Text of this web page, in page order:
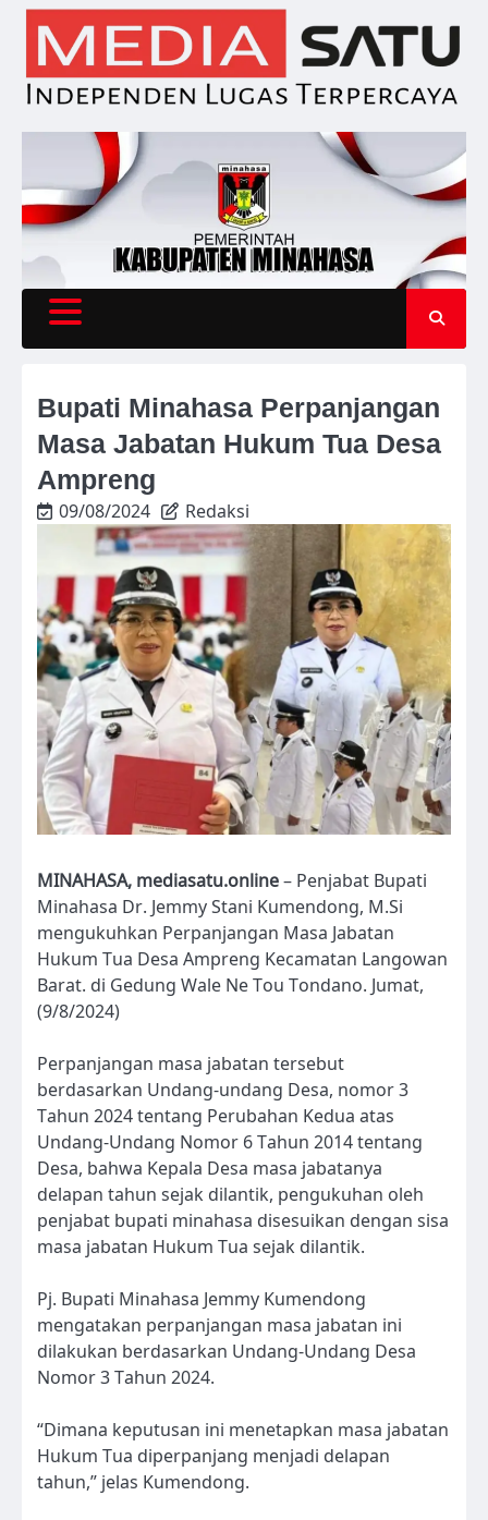
Skip
content
Bupati Minahasa Perpanjangan
Masa Jabatan Hukum Tua Desa
Ampreng
09/08/2024 Redaksi
MINAHASA, mediasatu.online– Penjabat Bupati
Minahasa Dr. Jemmy Stani Kumendong, M.Si
mengukuhkan Perpanjangan Masa Jabatan
Hukum Tua Desa Ampreng Kecamatan Langowan
Barat. di Gedung Wale Ne Tou Tondano. Jumat,
(9/8/2024)
Perpanjangan masa jabatan tersebut
berdasarkan Undang-undang Desa, nomor 3
Tahun 2024 tentang Perubahan Kedua atas
Undang-Undang Nomor 6 Tahun 2014 tentang
Desa, bahwa Kepala Desa masa jabatanya
delapan tahun sejak dilantik, pengukuhan oleh
penjabat bupati minahasa disesuikan dengan sisa
masa jabatan Hukum Tua sejak dilantik.
Pj. Bupati Minahasa Jemmy Kumendong
mengatakan perpanjangan masa jabatan ini
dilakukan berdasarkan Undang-Undang Desa
Nomor 3 Tahun 2024.
“Dimana keputusan ini menetapkan masa jabatan
Hukum Tua diperpanjang menjadi delapan
tahun,” jelas Kumendong.